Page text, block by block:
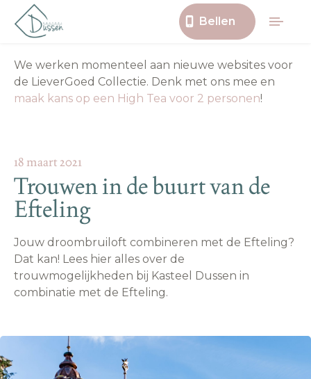
Bellen
We werken momenteel aan nieuwe websites voor
de LieverGoed Collectie. Denk met ons mee en
maak kans op een High Tea voor 2 personen!
18 maart 2021
Trouwen in de buurt van de
Efteling
Jouw droombruiloft combineren met de Efteling?
Dat kan! Lees hier alles over de
trouwmogelijkheden bij Kasteel Dussen in
combinatie met de Efteling.